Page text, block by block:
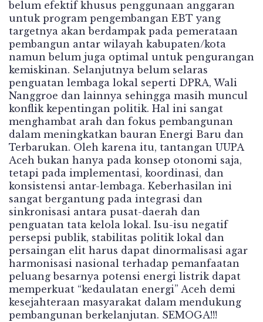
belum efektif khusus penggunaan anggaran
untuk program pengembangan EBT yang
targetnya akan berdampak pada pemerataan
pembangun antar wilayah kabupaten/kota
namun belum juga optimal untuk pengurangan
kemiskinan. Selanjutnya belum selaras
penguatan lembaga lokal seperti DPRA, Wali
Nanggroe dan lainnya sehingga masih muncul
konflik kepentingan politik. Hal ini sangat
menghambat arah dan fokus pembangunan
dalam meningkatkan bauran Energi Baru dan
Terbarukan. Oleh karena itu, tantangan UUPA
Aceh bukan hanya pada konsep otonomi saja,
tetapi pada implementasi, koordinasi, dan
konsistensi antar-lembaga. Keberhasilan ini
sangat bergantung pada integrasi dan
sinkronisasi antara pusat-daerah dan
penguatan tata kelola lokal. Isu-isu negatif
persepsi publik, stabilitas politik lokal dan
persaingan elit harus dapat dinormalisasi agar
harmonisasi nasional terhadap pemanfaatan
peluang besarnya potensi energi listrik dapat
memperkuat “kedaulatan energi” Aceh demi
kesejahteraan masyarakat dalam mendukung
pembangunan berkelanjutan. SEMOGA!!!